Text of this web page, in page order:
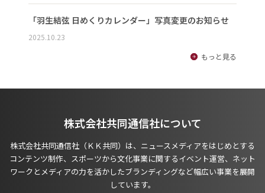
「羽生結弦 日めくりカレンダー」写真変更のお知らせ
2025.10.23
もっと見る
株式会社共同通信社について
株式会社共同通信社（ＫＫ共同）は、ニュースメディアをはじめとする
コンテンツ制作、スポーツから文化事業に関するイベント運営、ネット
ワークとメディアの力を活かしたブランディングなど幅広い事業を展開
しています。